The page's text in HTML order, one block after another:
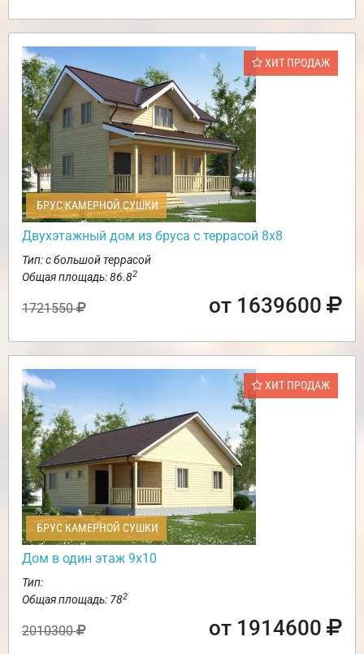
ХИТ ПРОДАЖ
БРУС КАМЕРНОЙ СУШКИ
Двухэтажный дом из бруса с террасой 8х8
Тип: с большой террасой
Общая площадь: 86.82
1721550 от 1639600
ХИТ ПРОДАЖ
БРУС КАМЕРНОЙ СУШКИ
Дом в один этаж 9х10
Тип:
Общая площадь: 782
2010300 от 1914600